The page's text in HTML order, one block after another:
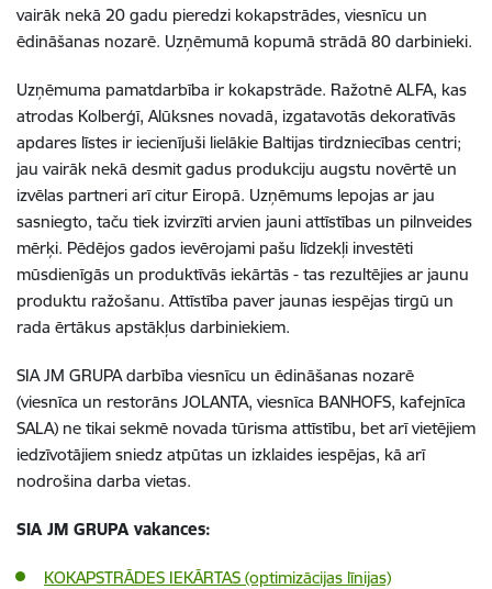
vairāk nekā 20 gadu pieredzi kokapstrādes, viesnīcu un
ēdināšanas nozarē. Uzņēmumā kopumā strādā 80 darbinieki.
Uzņēmuma pamatdarbība ir kokapstrāde. Ražotnē ALFA, kas
atrodas Kolberģī, Alūksnes novadā, izgatavotās dekoratīvās
apdares līstes ir iecienījuši lielākie Baltijas tirdzniecības centri;
jau vairāk nekā desmit gadus produkciju augstu novērtē un
izvēlas partneri arī citur Eiropā. Uzņēmums lepojas ar jau
sasniegto, taču tiek izvirzīti arvien jauni attīstības un pilnveides
mērķi. Pēdējos gados ievērojami pašu līdzekļi investēti
mūsdienīgās un produktīvās iekārtās - tas rezultējies ar jaunu
produktu ražošanu. Attīstība paver jaunas iespējas tirgū un
rada ērtākus apstākļus darbiniekiem.
SIA JM GRUPA darbība viesnīcu un ēdināšanas nozarē
(viesnīca un restorāns JOLANTA, viesnīca BANHOFS, kafejnīca
SALA) ne tikai sekmē novada tūrisma attīstību, bet arī vietējiem
iedzīvotājiem sniedz atpūtas un izklaides iespējas, kā arī
nodrošina darba vietas.
SIA JM GRUPA vakances:
KOKAPSTRĀDES IEKĀRTAS (optimizācijas līnijas)